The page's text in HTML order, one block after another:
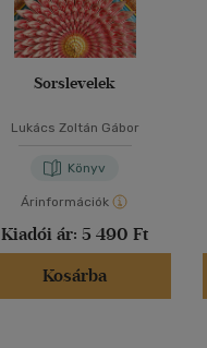
Sorslevelek
Lukács Zoltán Gábor
Könyv
Árinformációk
Kiadói ár: 5 490 Ft
Kosárba